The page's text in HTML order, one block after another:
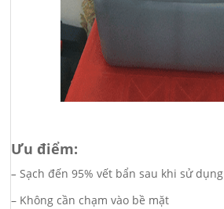
Ưu điểm:
–Sạch đến 95% vết bẩn sau khi sử
– Không cần chạm vào bề mặt